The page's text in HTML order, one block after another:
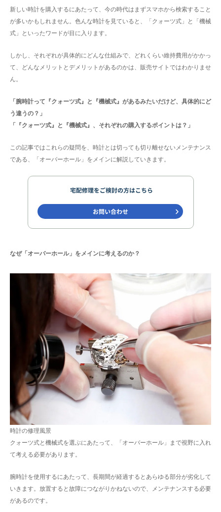
新しい時計を購入するにあたって、今の時代はまずスマホから検索すること
が多いかもしれません。色んな時計を見ていると、「クォーツ式」と「機械
式」といったワードが目に入ります。
しかし、それぞれが具体的にどんな仕組みで、どれくらい維持費用がかかっ
て、どんなメリットとデメリットがあるのかは、販売サイトではわかりませ
ん。
「腕時計って『クォーツ式』と『機械式』があるみたいだけど、具体的にど
う違うの？」
「『クォーツ式』と『機械式』、それぞれの購入するポイントは？」
この記事ではこれらの疑問を、時計とは切っても切り離せないメンテナンス
である、「オーバーホール」をメインに解説していきます。
なぜ「オーバーホール」をメインに考えるのか？
時計の修理風景
クォーツ式と機械式を選ぶにあたって、「オーバーホール」まで視野に入れ
て考える必要があります。
腕時計を使用するにあたって、長期間が経過するとあらゆる部分が劣化して
いきます。放置すると故障につながりかねないので、メンテナンスする必要
があるのです。